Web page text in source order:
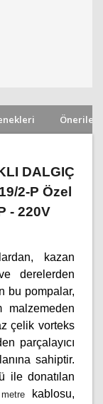
DALGIÇ
2-P Özel
- 220V
kazan
derelerden
bu pompalar,
malzemeden
çelik vorteks
parçalayıcı
sahiptir.
ile donatılan
metre kablosu,